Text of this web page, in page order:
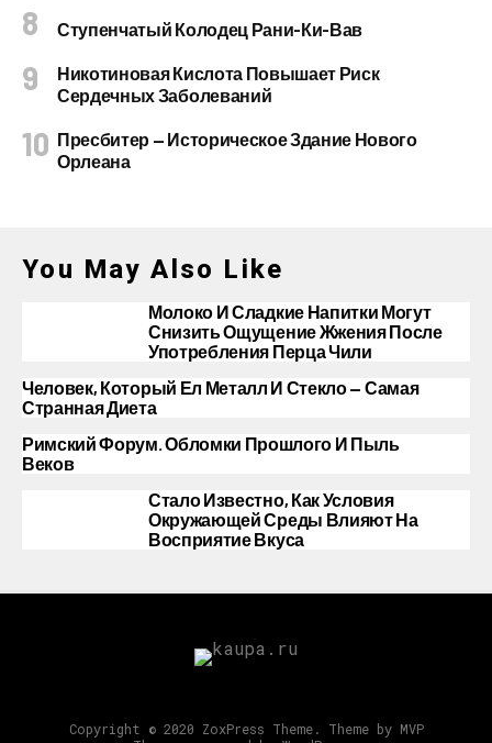
Ступенчатый Колодец Рани-Ки-Вав
Никотиновая Кислота Повышает Риск
Сердечных Заболеваний
Пресбитер — Историческое Здание Нового
Орлеана
You May Also Like
Молоко И Сладкие Напитки Могут
Снизить Ощущение Жжения После
Употребления Перца Чили
Человек, Который Ел Металл И Стекло — Самая
Странная Диета
Римский Форум. Обломки Прошлого И Пыль
Веков
Стало Известно, Как Условия
Окружающей Среды Влияют На
Восприятие Вкуса
Copyright © 2020 ZoxPress Theme. Theme by MVP